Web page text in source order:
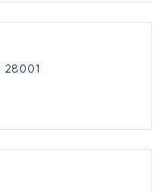
28001